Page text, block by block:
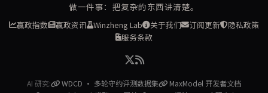
做一件事：把复杂的东西讲清楚。
赢政指数 赢政资讯 Winzheng Lab 关于我们 订阅更新
隐私政策
服务条款
AI 研究: WDCD · 多轮守约评测数据集
MaxModel 开发者文档